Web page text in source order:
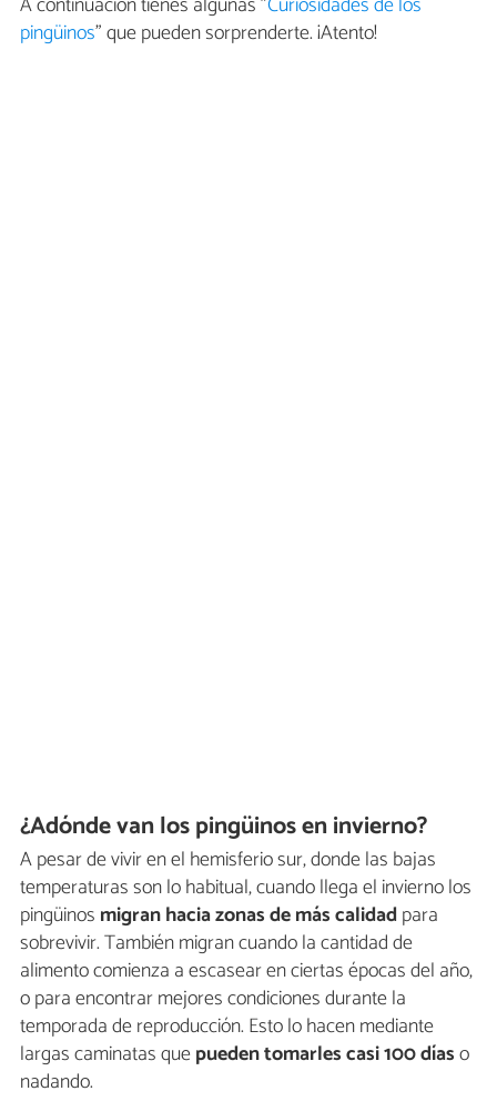
pingüinos" que pueden sorprenderte. ¡Atento!
¿Adónde van los pingüinos en invierno?
A pesar de vivir en el hemisferio sur, donde las bajas
temperaturas son lo habitual, cuando llega el invierno los
pingüinos migran hacia zonas de más calidadpara
sobrevivir. También migran cuando la cantidad de
alimento comienza a escasear en ciertas épocas del año,
o para encontrar mejores condiciones durante la
temporada de reproducción. Esto lo hacen mediante
largas caminatas quepueden tomarles casi 100 díaso
nadando.